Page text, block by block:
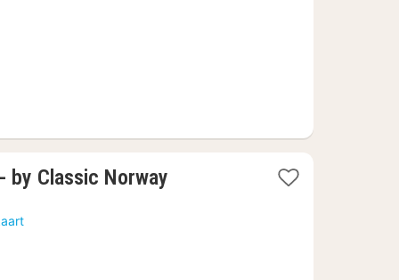
by Classic Norway